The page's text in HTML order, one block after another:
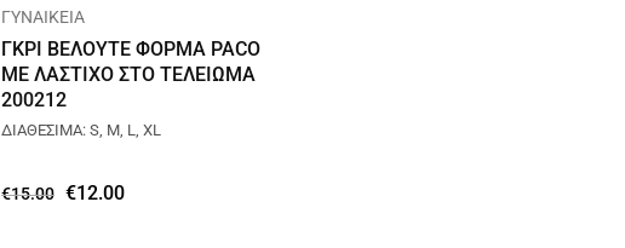
ΓΥΝΑΙΚΕΙΑ
ΓΚΡΙ ΒΕΛΟΥΤΕ ΦΟΡΜΑ PACO
ΜΕ ΛΑΣΤΙΧΟ ΣΤΟ ΤΕΛΕΙΩΜΑ
200212
ΔΙΑΘΕΣΙΜΑ: S, M, L, XL
€15.00 €12.00